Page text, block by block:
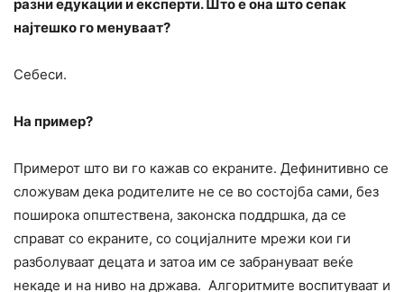
разни едукации и експерти. Што е она што сепак
најтешко го менуваат?
Себеси.
На пример?
Примерот што ви го кажав со екраните. Дефинитивно се
сложувам дека родителите не се во состојба сами, без
поширока општествена, законска поддршка, да се
справат со екраните, со социјалните мрежи кои ги
разболуваат децата и затоа им се забрануваат веќе
некаде и на ниво на држава. Алгоритмите воспитуваат и